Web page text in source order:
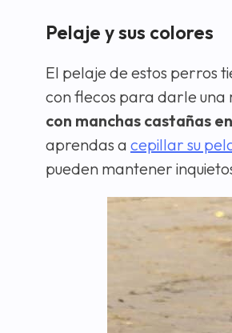
Pelaje y sus colores
El pelaje de estos perros
con flecos para darle una
con manchas castañas
aprendas a cepillar su
pueden mantener